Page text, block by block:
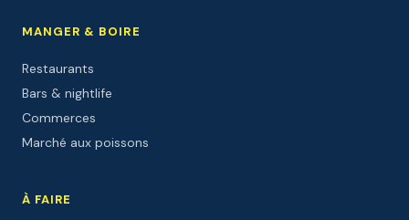
MANGER & BOIRE
Restaurants
Bars & nightlife
Commerces
Marché aux poissons
À FAIRE